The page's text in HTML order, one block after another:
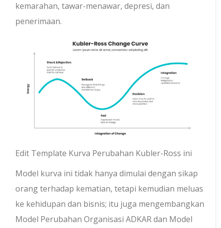
kemarahan, tawar-menawar, depresi, dan
penerimaan.
Edit Template Kurva Perubahan Kubler-Ross ini
Model kurva ini tidak hanya dimulai dengan sikap
orang terhadap kematian, tetapi kemudian meluas
ke kehidupan dan bisnis; itu juga mengembangkan
Model Perubahan Organisasi ADKAR dan Model